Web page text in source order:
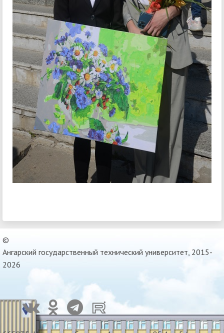
©
Ангарский государственный технический университет, 2015-
2026